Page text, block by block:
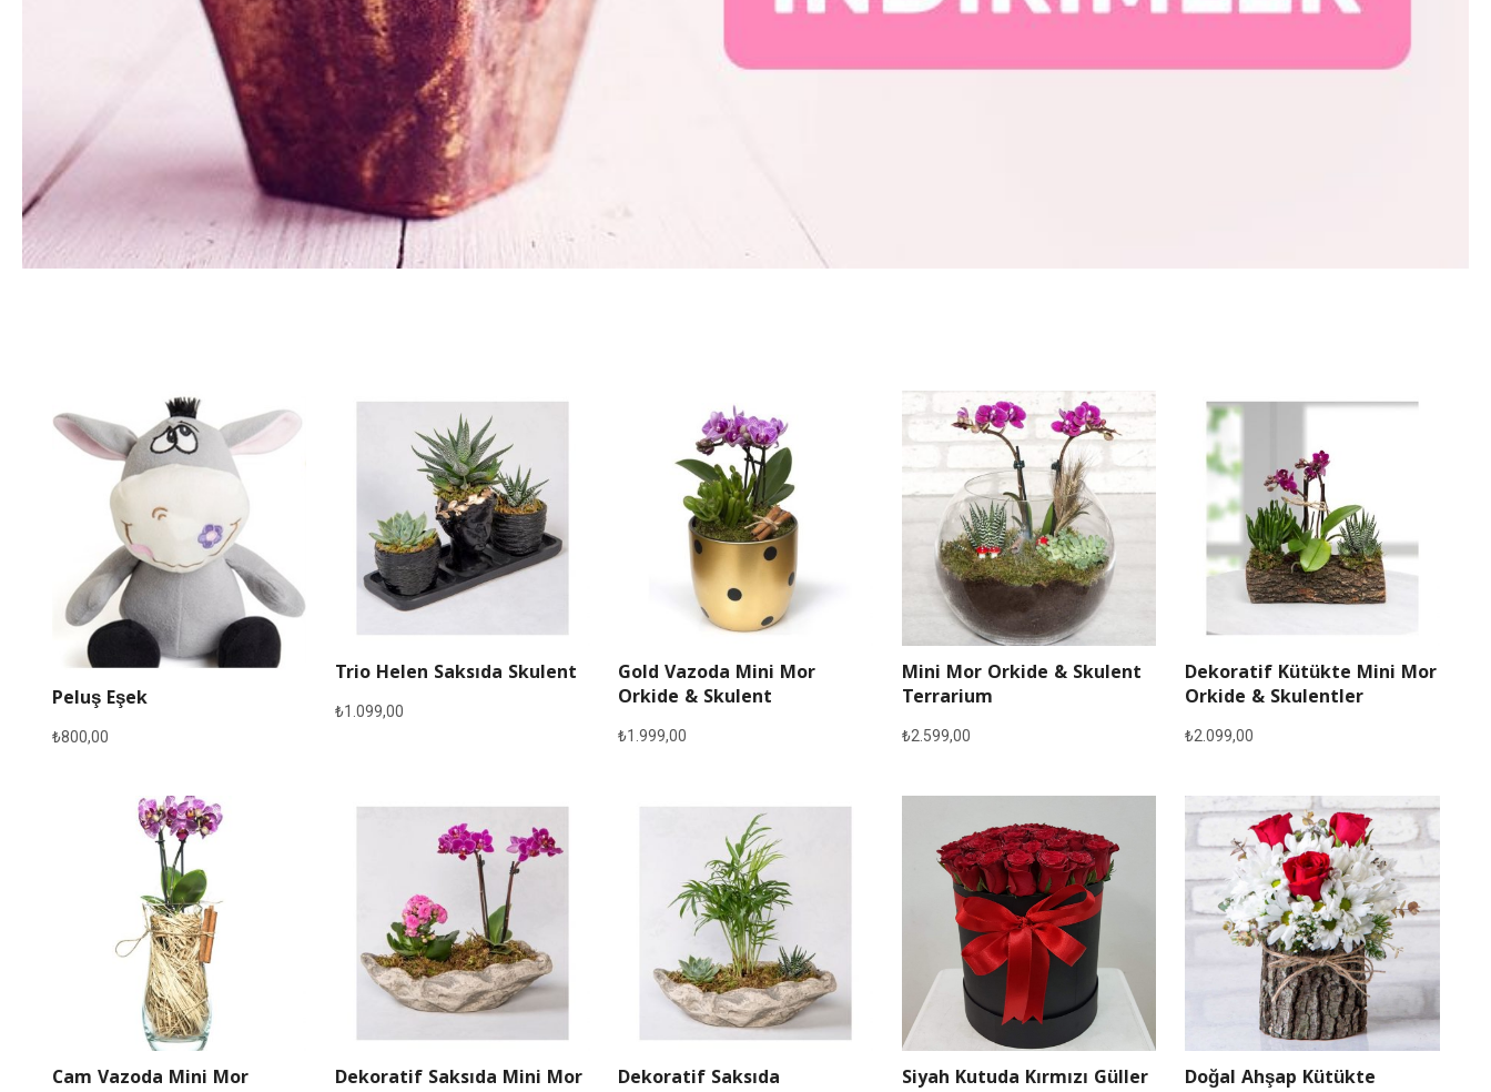
Peluş Eşek
₺800,00
Trio Helen Saksıda Skulent
₺1.099,00
Gold Vazoda Mini Mor
Orkide & Skulent
₺1.999,00
Mini Mor Orkide & Skulent
Terrarium
₺2.599,00
Dekoratif Kütükte Mini Mor
Orkide & Skulentler
₺2.099,00
Cam Vazoda Mini Mor
Dekoratif Saksıda Mini Mor
Dekoratif Saksıda
Siyah Kutuda Kırmızı Güller
Doğal Ahşap Kütükte